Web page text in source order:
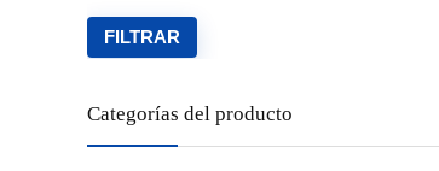
FILTRAR
Categorías del producto